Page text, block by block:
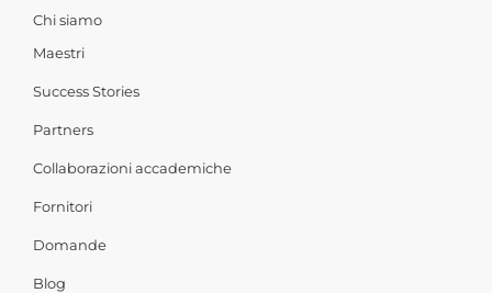
Chi siamo
Maestri
Success Stories
Partners
Collaborazioni accademiche
Fornitori
Domande
Blog